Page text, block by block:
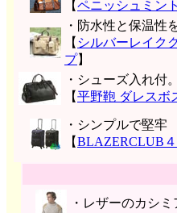
【ペニッシュミン
・防水性と保温性
【 シルバーレイク
プ】
・シューズ入れ付。
【平野鞄 ダレスボ
・シンプルで堅牢
【BLAZERCLUB
・レザーのカシミ